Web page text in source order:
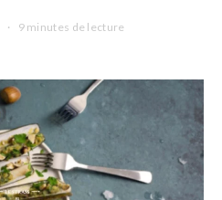
9 minutes de lecture